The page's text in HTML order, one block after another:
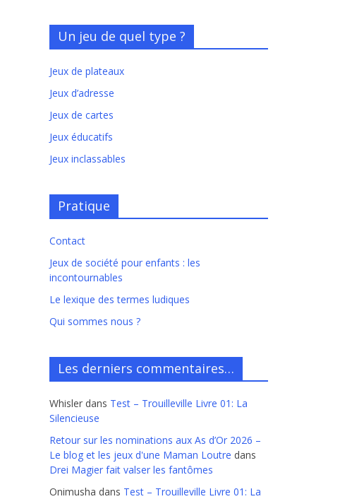
Un jeu de quel type ?
Jeux de plateaux
Jeux d’adresse
Jeux de cartes
Jeux éducatifs
Jeux inclassables
Pratique
Contact
Jeux de société pour enfants : les
incontournables
Le lexique des termes ludiques
Qui sommes nous ?
Les derniers commentaires…
Whisler dans Test – Trouilleville Livre 01: La
Silencieuse
Retour sur les nominations aux As d’Or 2026 –
Le blog et les jeux d'une Maman Loutre dans
Drei Magier fait valser les fantômes
Onimusha dans Test – Trouilleville Livre 01: La